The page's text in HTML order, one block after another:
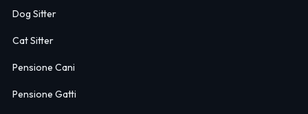
Dog Sitter
Cat Sitter
Pensione Cani
Pensione Gatti